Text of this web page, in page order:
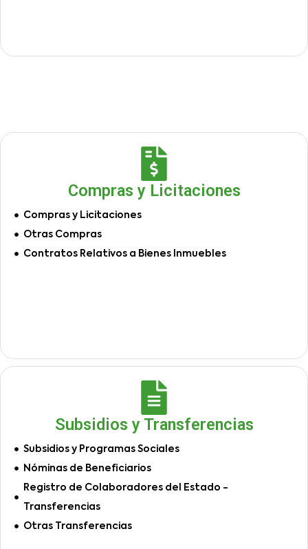
Compras y Licitaciones
Compras y Licitaciones
Otras Compras
Contratos Relativos a Bienes Inmuebles
Subsidios y Transferencias
Subsidios y Programas Sociales
Nóminas de Beneficiarios
Registro de Colaboradores del Estado -
Transferencias
Otras Transferencias